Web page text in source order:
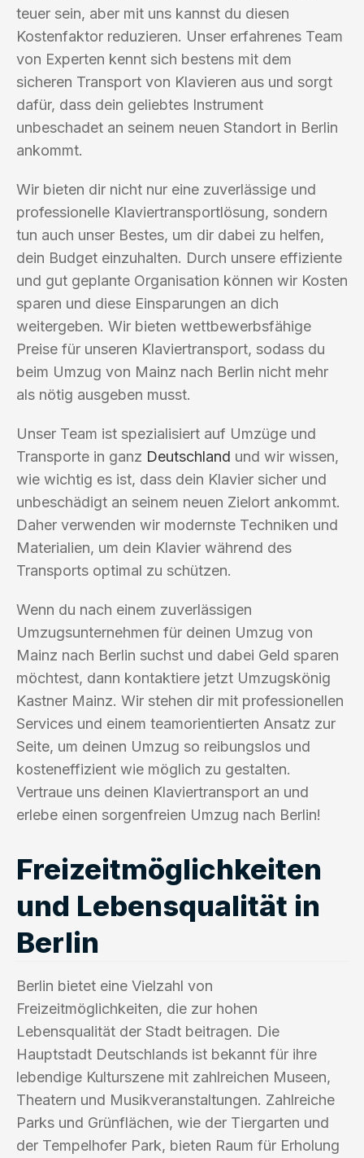
teuer sein, aber mit uns kannst du diesen
Kostenfaktor reduzieren. Unser erfahrenes Team
von Experten kennt sich bestens mit dem
sicheren Transport von Klavieren aus und sorgt
dafür, dass dein geliebtes Instrument
unbeschadet an seinem neuen Standort in Berlin
ankommt.
Wir bieten dir nicht nur eine zuverlässige und
professionelle Klaviertransportlösung, sondern
tun auch unser Bestes, um dir dabei zu helfen,
dein Budget einzuhalten. Durch unsere effiziente
und gut geplante Organisation können wir Kosten
sparen und diese Einsparungen an dich
weitergeben. Wir bieten wettbewerbsfähige
Preise für unseren Klaviertransport, sodass du
beim Umzug von Mainz nach Berlin nicht mehr
als nötig ausgeben musst.
Unser Team ist spezialisiert auf Umzüge und
Transporte in ganz Deutschland und wir wissen,
wie wichtig es ist, dass dein Klavier sicher und
unbeschädigt an seinem neuen Zielort ankommt.
Daher verwenden wir modernste Techniken und
Materialien, um dein Klavier während des
Transports optimal zu schützen.
Wenn du nach einem zuverlässigen
Umzugsunternehmen für deinen Umzug von
Mainz nach Berlin suchst und dabei Geld sparen
möchtest, dann kontaktiere jetzt Umzugskönig
Kastner Mainz. Wir stehen dir mit professionellen
Services und einem teamorientierten Ansatz zur
Seite, um deinen Umzug so reibungslos und
kosteneffizient wie möglich zu gestalten.
Vertraue uns deinen Klaviertransport an und
erlebe einen sorgenfreien Umzug nach Berlin!
Freizeitmöglichkeiten
und Lebensqualität in
Berlin
Berlin bietet eine Vielzahl von
Freizeitmöglichkeiten, die zur hohen
Lebensqualität der Stadt beitragen. Die
Hauptstadt Deutschlands ist bekannt für ihre
lebendige Kulturszene mit zahlreichen Museen,
Theatern und Musikveranstaltungen. Zahlreiche
Parks und Grünflächen, wie der Tiergarten und
der Tempelhofer Park, bieten Raum für Erholung